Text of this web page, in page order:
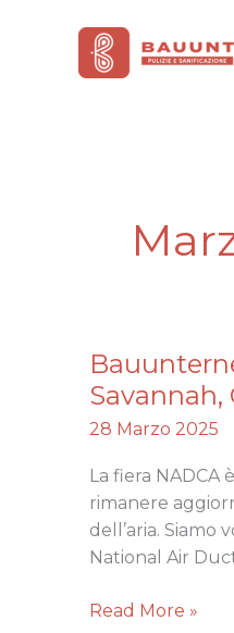
contenuto
Savannah,
28 Marzo 2025
La fiera
rimanere
dell’aria. Siamo
National Air
al
NADCA
a
Savannah,
Georgia
Read More »